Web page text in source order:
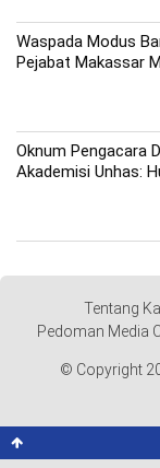
Waspada Modus
Pejabat Makassar
Oknum Pengacara
Akademisi Unhas:
Tentang
Pedoman Media
© Copyright